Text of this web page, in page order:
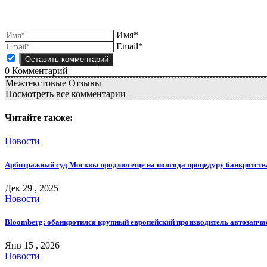
Имя*
Email*
0 Комментарий
Межтекстовые Отзывы
Посмотреть все комментарии
Читайте также:
Новости
Арбитражный суд Москвы продлил еще на полгода процедуру
Дек 29 , 2025
Новости
Bloomberg: обанкротился крупный европейский производитель
Янв 15 , 2026
Новости